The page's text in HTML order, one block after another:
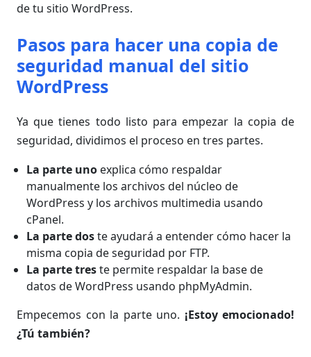
de tu sitio WordPress.
Pasos para hacer una copia de
seguridad manual del sitio
WordPress
Ya que tienes todo listo para empezar la copia de
seguridad, dividimos el proceso en tres partes.
La parte uno explica cómo respaldar
manualmente los archivos del núcleo de
WordPress y los archivos multimedia usando
cPanel.
La parte doste ayudará a entender cómo hacer la
misma copia de seguridad por FTP.
La parte treste permite respaldar la base de
datos de WordPress usando phpMyAdmin.
Empecemos con la parte uno. ¡Estoy emocionado!
¿Tú también?